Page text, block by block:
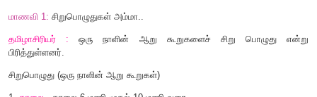
நெய்தல் கடலும் கடல்சார்ந்த இடமும்
பாலை சுரமும் சுரம் சார்ந்த இடமும்.
தமிழாசிரியர் : பொழுது,பெரும்பொழுது